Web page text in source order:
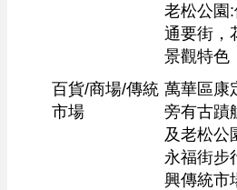
老松公園
通要街，
景觀特色
百貨/商場/傳統
市場
萬華區康
旁有古蹟
及老松公
永福街步
興傳統市